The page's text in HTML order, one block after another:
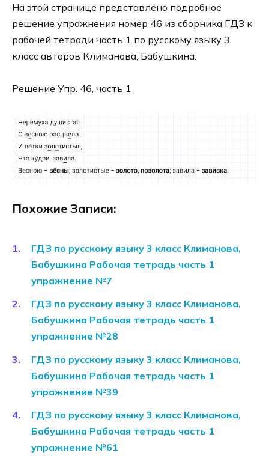
На этой странице представлено подробное
решение упражнения номер 46 из сборника ГДЗ к
рабочей тетради часть 1 по русскому языку 3
класс авторов Климанова, Бабушкина.
Решение Упр. 46, часть 1
Похожие Записи:
ГДЗ по русскому языку 3 класс Климанова,
Бабушкина Рабочая тетрадь часть 1
упражнение №7
ГДЗ по русскому языку 3 класс Климанова,
Бабушкина Рабочая тетрадь часть 1
упражнение №28
ГДЗ по русскому языку 3 класс Климанова,
Бабушкина Рабочая тетрадь часть 1
упражнение №39
ГДЗ по русскому языку 3 класс Климанова,
Бабушкина Рабочая тетрадь часть 1
упражнение №61